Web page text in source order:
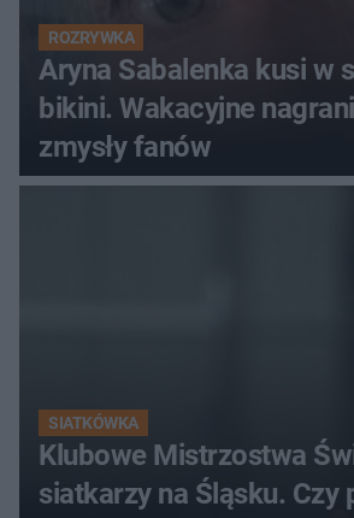
ROZRYWKA
Aryna Sabalenka kusi w
bikini. Wakacyjne
zmysły fanów
SIATKÓWKA
Klubowe Mistrzostwa
siatkarzy na Śląsku. Czy